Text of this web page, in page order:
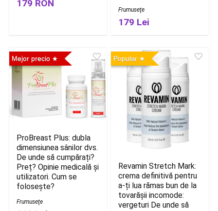
179 RON
Frumuseţe
179 Lei
Mejor precio
ProBreast Plus: dubla
dimensiunea sânilor dvs.
De unde să cumpărați?
Preț? Opinie medicală și
utilizatori. Cum se
folosește?
Frumuseţe
Popular
Revamin Stretch Mark:
crema definitivă pentru
a-ți lua rămas bun de la
tovarășii incomode:
vergeturi De unde să